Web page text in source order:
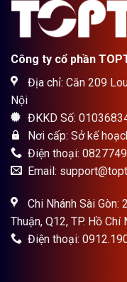
Công ty cổ phần
Địa chỉ: Căn 209
Nội
ĐKKD Số:
Nơi cấp: Sở kế
Điện thoại:
Email:
Chi Nhánh Sài Gòn:
Thuận, Q12, TP. Hồ Chí
Điện thoại: